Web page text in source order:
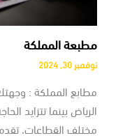
مطبعة المملكة
نوفمبر 30, 2024
مطابع المملكة : وجهتك
الرياض بينما تتزايد
مختلف القطاعات، تقدم […]